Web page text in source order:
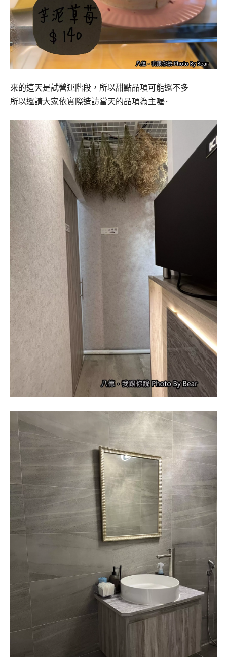
來的這天是試營運階段，所以甜點品項可能還不多
所以還請大家依實際造訪當天的品項為主喔~